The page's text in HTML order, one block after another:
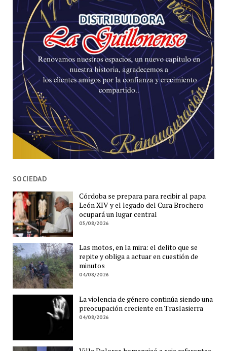
SOCIEDAD
Córdoba se prepara para recibir al papa
León XIV y el legado del Cura Brochero
ocupará un lugar central
05/08/2026
Las motos, en la mira: el delito que se
repite y obliga a actuar en cuestión de
minutos
04/08/2026
La violencia de género continúa siendo una
preocupación creciente en Traslasierra
04/08/2026